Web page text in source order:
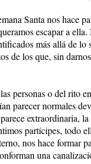
Santa nos hace
escapar a
más allá de lo
de los que, sin
personas o del rito
parecer normales
extraordinaria,
partícipes, todo
nos hace formar
una